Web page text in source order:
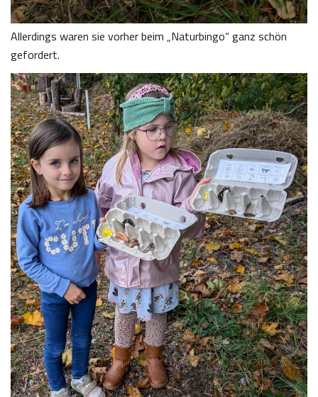
Allerdings waren sie vorher beim „Naturbingo“ ganz schön
gefordert.